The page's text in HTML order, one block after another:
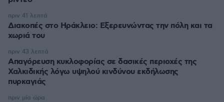
Διακοπές στο Ηράκλειο: Εξερευνώντας την πόλη και τα
χωριά του
πριν 41 λεπτά
Απαγόρευση κυκλοφορίας σε δασικές περιοχές της
Χαλκιδικής λόγω υψηλού κινδύνου εκδήλωσης
πυρκαγιάς
πριν 43 λεπτά
πριν μία ώρα